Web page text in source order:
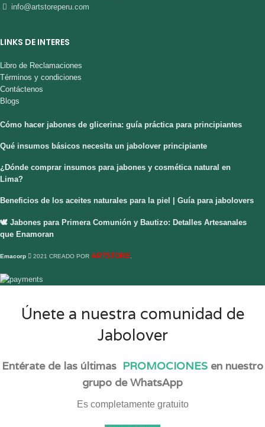
info@artstoreperu.com
LINKS DE INTERES
Libro de Reclamaciones
Términos y condiciones
Contáctenos
Blogs
Cómo hacer jabones de glicerina: guía práctica para principiantes
Qué insumos básicos necesita un jabolover principiante
¿Dónde comprar insumos para jabones y cosmética natural en
Lima?
Beneficios de los aceites naturales para la piel | Guía para jabolovers
🕊️ Jabones para Primera Comunión y Bautizo: Detalles Artesanales
que Enamoran
Emacorp 2021 CREADO POR ARTSTORE
Únete a nuestra comunidad de
Jabolover
Entérate de las últimas PROMOCIONES en nuestro
grupo de WhatsApp
Es completamente gratuito